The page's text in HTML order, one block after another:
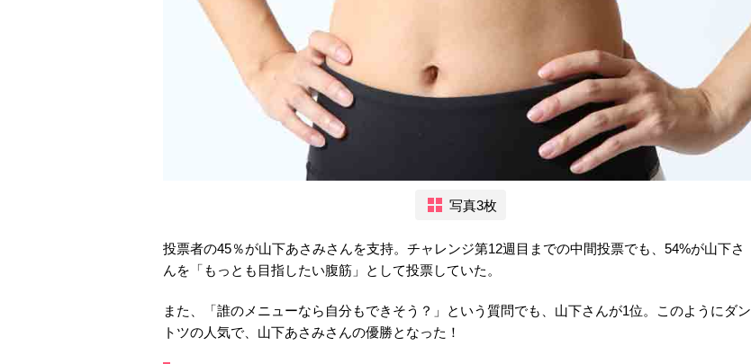
写真3枚
投票者の45％が山下あさみさんを支持。チャレンジ第12週目までの中間投票でも、54%が山下さ
んを「もっとも目指したい腹筋」として投票していた。
また、「誰のメニューなら自分もできそう？」という質問でも、山下さんが1位。このようにダン
トツの人気で、山下あさみさんの優勝となった！